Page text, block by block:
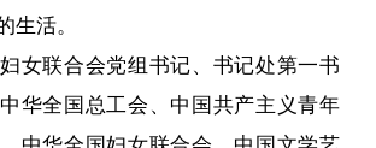
生活。
联合会党组书记、书记处第一书
华全国总工会、中国共产主义青年